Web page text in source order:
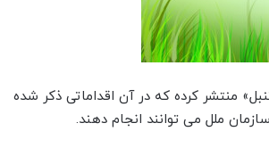
منتشر کرده که در آن اقداماتی ذکر شده
ملل می توانند انجام دهند.